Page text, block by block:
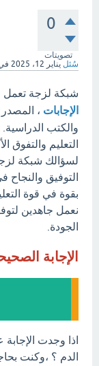
0
تصويتات
سُئل يناير 12، 2025
شبكة لزجة تعمل
الإجابات ،
والكتب
التعليم والتفوق
لسؤالك شبكة
التوفيق والنجاح
بقوة في قوة
نعمل جاهدين
الجودة.
الإجابة
اذا وجدت
الدم ؟ ،وكنت